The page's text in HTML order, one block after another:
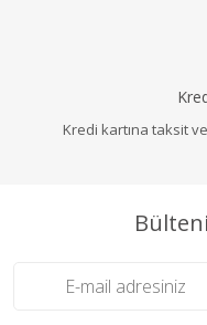
Kredi kartına taksit